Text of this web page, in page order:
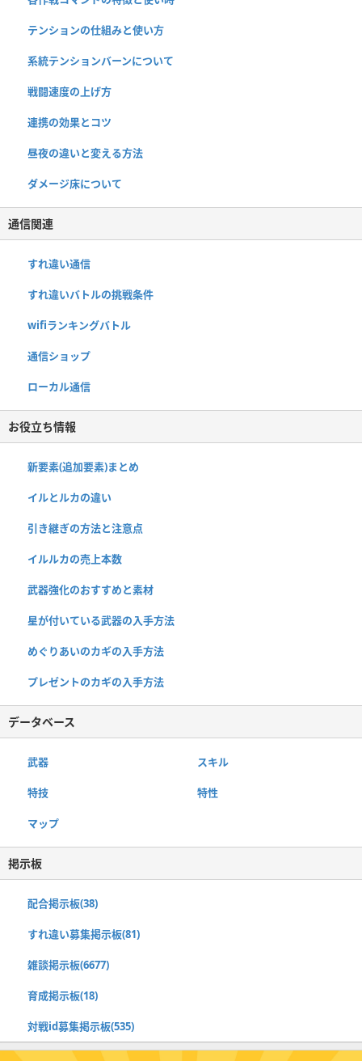
テンションの仕組みと使い方
系統テンションバーンについて
戦闘速度の上げ方
連携の効果とコツ
昼夜の違いと変える方法
ダメージ床について
通信関連
すれ違い通信
すれ違いバトルの挑戦条件
wifiランキングバトル
通信ショップ
ローカル通信
お役立ち情報
新要素(追加要素)まとめ
イルとルカの違い
引き継ぎの方法と注意点
イルルカの売上本数
武器強化のおすすめと素材
星が付いている武器の入手方法
めぐりあいのカギの入手方法
プレゼントのカギの入手方法
データベース
武器 スキル
特技 特性
マップ
掲示板
配合掲示板(38)
すれ違い募集掲示板(81)
雑談掲示板(6677)
育成掲示板(18)
対戦id募集掲示板(535)